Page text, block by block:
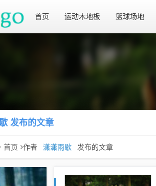
首页 运动木地板 篮球场地
发布的文章
首页 作者 潇潇雨歇 发布的文章